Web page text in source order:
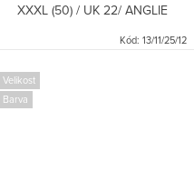
XXXL (50) / UK 22/ ANGLIE
Kód: 13/11/25/12
Velikost
Barva